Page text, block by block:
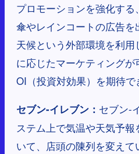
プロモーションを強化す
傘やレインコートの広告を
天候という外部環境を利
に応じたマーケティング
OI（投資対効果）を期待で
セブン-イレブン： セブン-
ステム上で気温や天気予
いて、店頭の陳列を変え